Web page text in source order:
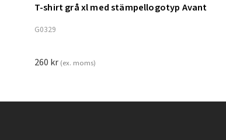
Lägg till i varukorg
T-shirt grå xl med stämpellogotyp Avant
G0329
260 kr (ex. moms)